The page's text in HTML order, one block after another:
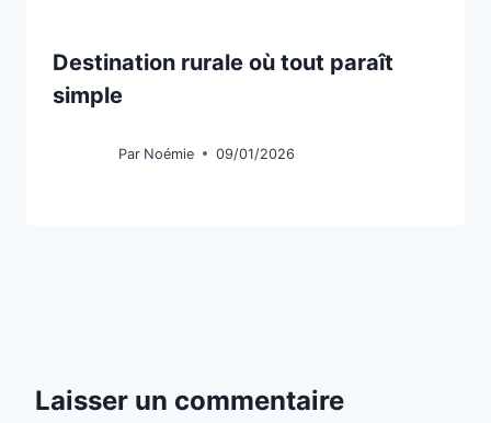
Destination rurale où tout paraît
simple
Par Noémie 09/01/2026
Laisser un commentaire